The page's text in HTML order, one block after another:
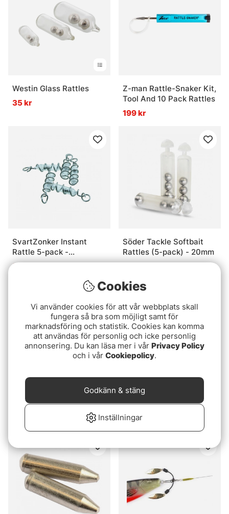
Westin Glass Rattles
35 kr
Z-man Rattle-Snaker Kit,
Tool And 10 Pack Rattles
199 kr
SvartZonker Instant
Rattle 5-pack -
Transparent
35 kr
Söder Tackle Softbait
Rattles (5-pack) - 20mm
Savage Gear Steel E-
Rattle Kit 4+4pcs
Darts Rasselstavar
Cookies
Vi använder cookies för att vår webbplats skall
fungera så bra som möjligt samt för
marknadsföring och statistik. Cookies kan komma
att användas för personlig och icke personlig
annonsering. Du kan läsa mer i vår Privacy Policy
och i vår Cookiepolicy.
Inställningar
Godkänn & stäng